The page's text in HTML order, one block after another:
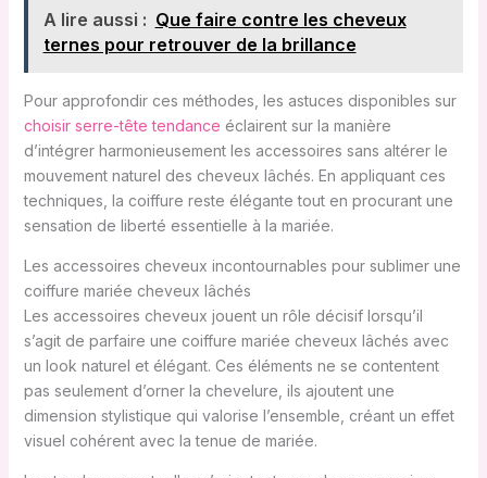
A lire aussi : Que faire contre les cheveux
ternes pour retrouver de la brillance
Pour approfondir ces méthodes, les astuces disponibles sur
choisir serre-tête tendance éclairent sur la manière
d’intégrer harmonieusement les accessoires sans altérer le
mouvement naturel des cheveux lâchés. En appliquant ces
techniques, la coiffure reste élégante tout en procurant une
sensation de liberté essentielle à la mariée.
Les accessoires cheveux incontournables pour sublimer une
coiffure mariée cheveux lâchés
Les accessoires cheveux jouent un rôle décisif lorsqu’il
s’agit de parfaire une coiffure mariée cheveux lâchés avec
un look naturel et élégant. Ces éléments ne se contentent
pas seulement d’orner la chevelure, ils ajoutent une
dimension stylistique qui valorise l’ensemble, créant un effet
visuel cohérent avec la tenue de mariée.